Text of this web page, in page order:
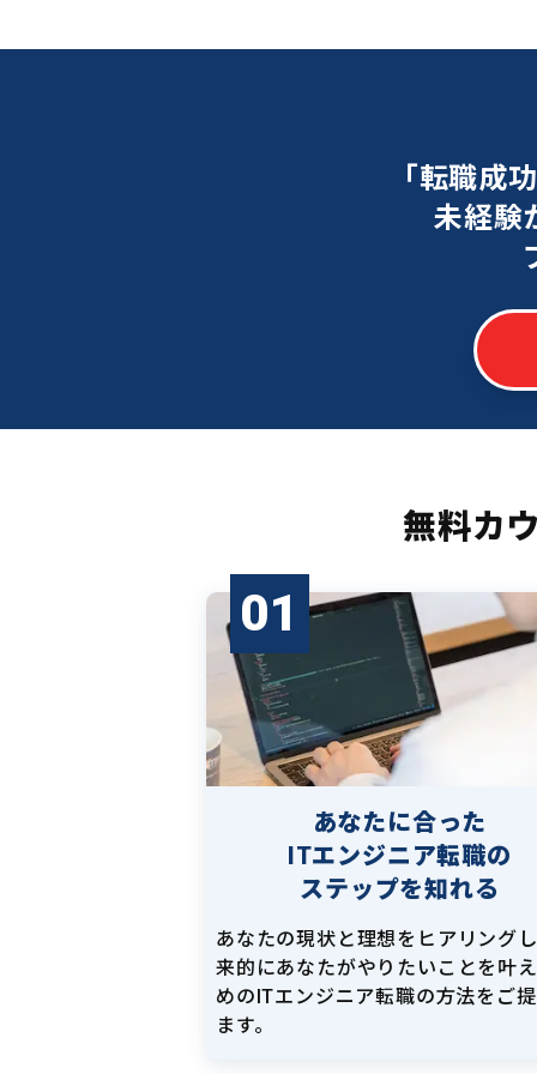
「転職成
未経験
無料カ
01
あなたに合った
ITエンジニア転職の
ステップを知れる
あなたの現状と理想をヒアリング
来的にあなたがやりたいことを叶
めのITエンジニア転職の方法をご
ます。